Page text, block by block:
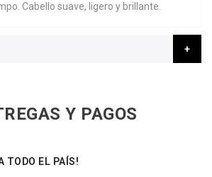
Cabello suave, ligero y brillante.
Y PAGOS
TODO EL PAÍS!